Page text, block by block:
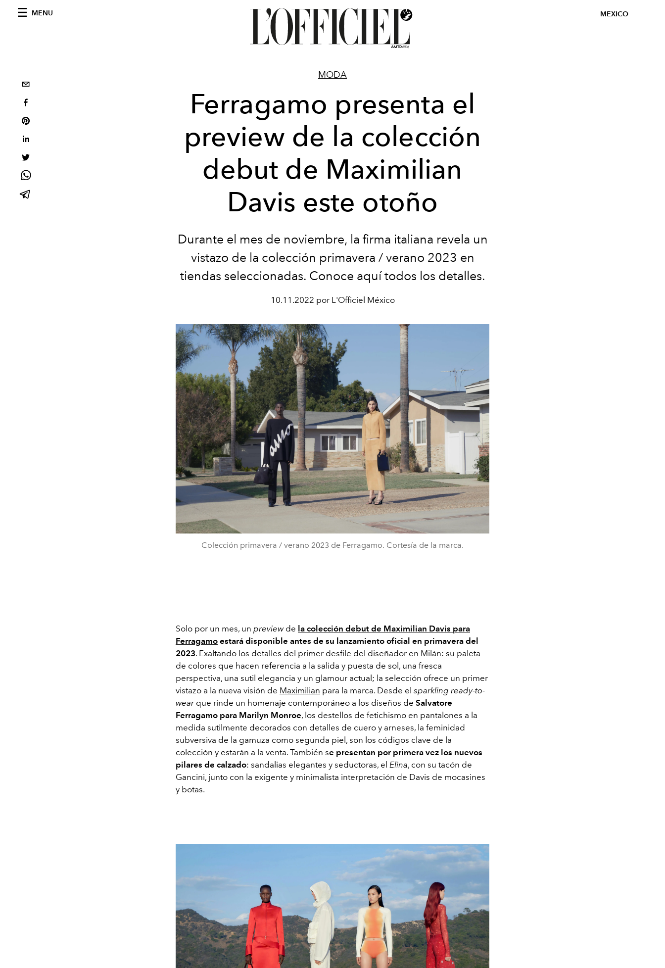
MENU MEXICO
MODA
Ferragamo presenta el
preview de la colección
debut de Maximilian
Davis este otoño
Durante el mes de noviembre, la firma italiana revela un
vistazo de la colección primavera / verano 2023 en
tiendas seleccionadas. Conoce aquí todos los detalles.
10.11.2022 por L'Officiel México
Colección primavera / verano 2023 de Ferragamo. Cortesía de la marca.
Solo por un mes, un previewde la colección debut de Maximilian Davis para
Ferragamo estará disponible antes de su lanzamiento oficial en primavera del
2023. Exaltando los detalles del primer desfile del diseñador en Milán: su paleta
de colores que hacen referencia a la salida y puesta de sol, una fresca
perspectiva, una sutil elegancia y un glamour actual; la selección ofrece un primer
vistazo a la nueva visión de Maximilian para la marca. Desde el sparkling ready-to-
wearque rinde un homenaje contemporáneo a los diseños de Salvatore
Ferragamo para Marilyn Monroe, los destellos de fetichismo en pantalones a la
medida sutilmente decorados con detalles de cuero y arneses, la feminidad
subversiva de la gamuza como segunda piel, son los códigos clave de la
colección y estarán a la venta. También se presentan por primera vez los nuevos
pilares de calzado: sandalias elegantes y seductoras, el Elina, con su tacón de
Gancini, junto con la exigente y minimalista interpretación de Davis de mocasines
y botas.